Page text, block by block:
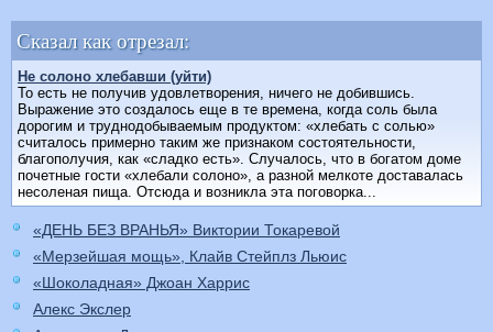
Сказал как отрезал:
Не солоно хлебавши (уйти)
То есть не получив удовлетворения, ничего не добившись.
Выражение это создалось еще в те времена, когда соль была
дорогим и труднодобываемым продуктом: «хлебать с солью»
считалось примерно таким же признаком состоятельности,
благополучия, как «сладко есть». Случалось, что в богатом доме
почетные гости «хлебали солоно», а разной мелкоте доставалась
несоленая пища. Отсюда и возникла эта поговорка...
«ДЕНЬ БЕЗ ВРАНЬЯ» Виктории Токаревой
«Мерзейшая мощь», Клайв Стейплз Льюис
«Шоколадная» Джоан Харрис
Алекс Экслер